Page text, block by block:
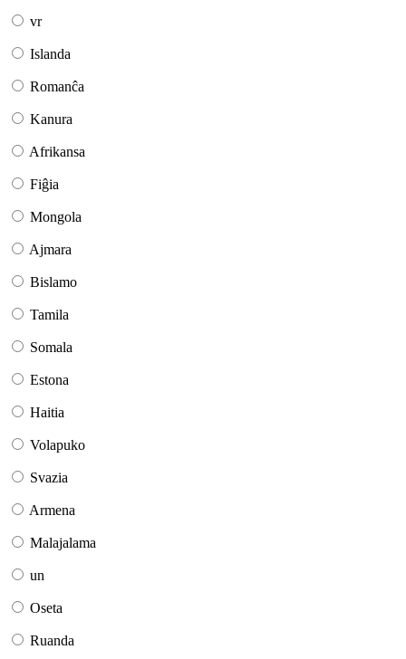
vr
Islanda
Romanĉa
Kanura
Afrikansa
Fiĝia
Mongola
Ajmara
Bislamo
Tamila
Somala
Estona
Haitia
Volapuko
Svazia
Armena
Malajalama
un
Oseta
Ruanda